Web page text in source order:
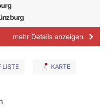
mehr Details anzeigen
LISTE KARTE